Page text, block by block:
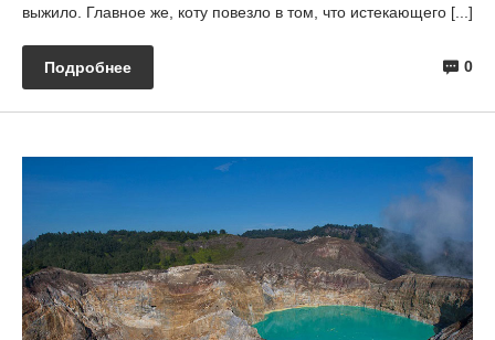
выжило. Главное же, коту повезло в том, что истекающего [...]
0
Подробнее